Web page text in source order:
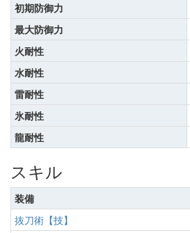
初期防御力
最大防御力
火耐性
水耐性
雷耐性
氷耐性
龍耐性
スキル
装備
抜刀術【技】